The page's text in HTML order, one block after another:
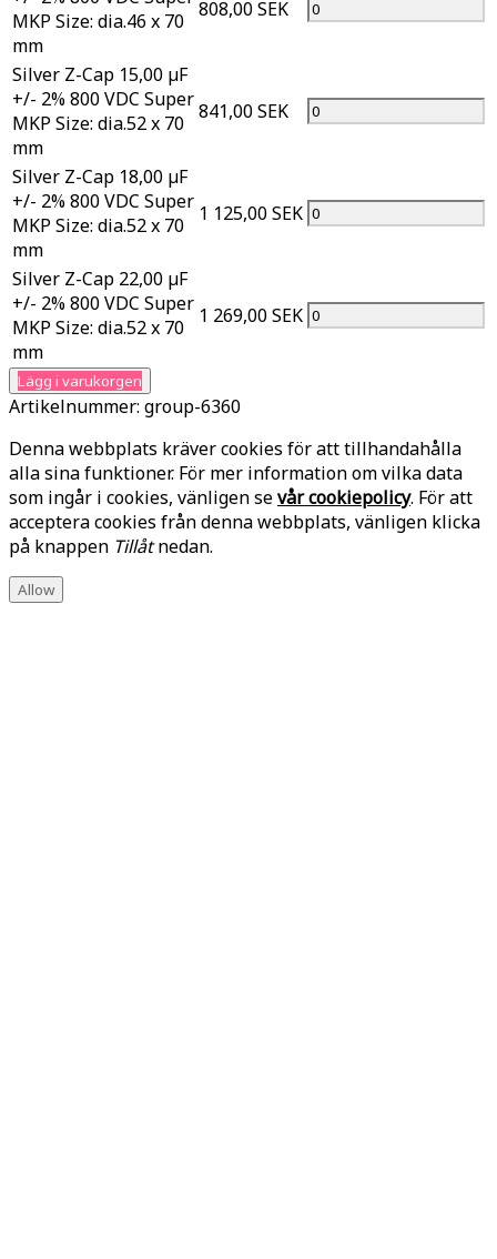
MKP Size: dia.46 x 70
mm
808,00 SEK
Silver Z-Cap 15,00 µF
+/- 2% 800 VDC Super
MKP Size: dia.52 x 70
mm
841,00 SEK
Silver Z-Cap 18,00 µF
+/- 2% 800 VDC Super
MKP Size: dia.52 x 70
mm
1 125,00 SEK
Silver Z-Cap 22,00 µF
+/- 2% 800 VDC Super
MKP Size: dia.52 x 70
mm
1 269,00 SEK
Lägg i varukorgen
Artikelnummer: group-6360
Denna webbplats kräver cookies för att tillhandahålla
alla sina funktioner. För mer information om vilka data
som ingår i cookies, vänligen sevår cookiepolicy. För att
acceptera cookies från denna webbplats, vänligen klicka
på knappen Tillåtnedan.
Allow